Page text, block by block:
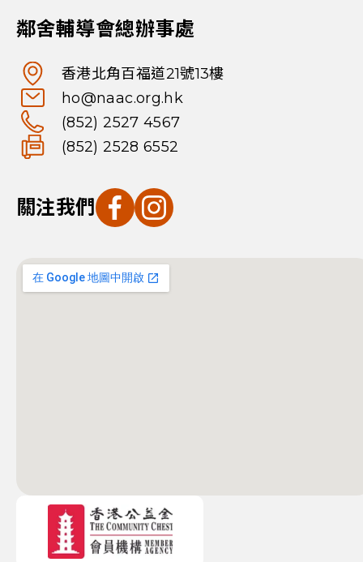
鄰舍輔導會總辦事處
香港北角百福道21號13樓
ho@naac.org.hk
(852) 2527 4567
(852) 2528 6552
關注我們